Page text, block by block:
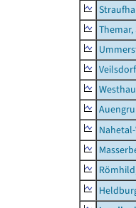
Veilsdorf